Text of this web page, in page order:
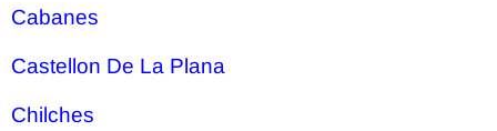
Cabanes
Castellon De La Plana
Chilches